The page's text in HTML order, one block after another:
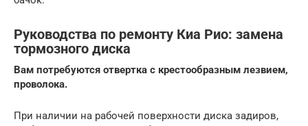
Руководства по ремонту Киа Рио: замена
тормозного диска
Вам потребуются отвертка с кресто­образным лезвием,
проволока.
При наличии на рабочей поверхности диска задиров,